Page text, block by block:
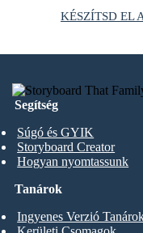
KÉSZÍTSD EL
Segítség
Súgó és GYIK
Storyboard Creator
Hogyan nyomtassunk
Tanárok
Ingyenes Verzió